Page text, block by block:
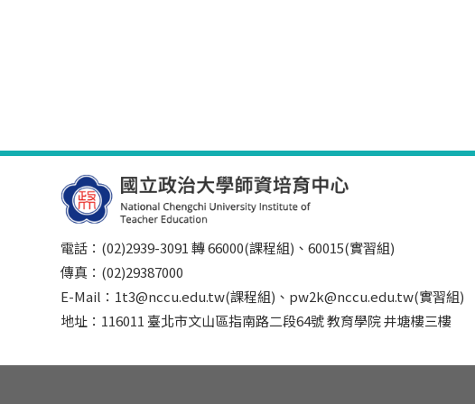
電話：(02)2939-3091 轉 66000(課程組)、60015(實習組)
傳真：(02)29387000
E-Mail：1t3@nccu.edu.tw(課程組)、pw2k@nccu.edu.tw(實習組)
地址：116011 臺北市文山區指南路二段64號 教育學院 井塘樓三樓